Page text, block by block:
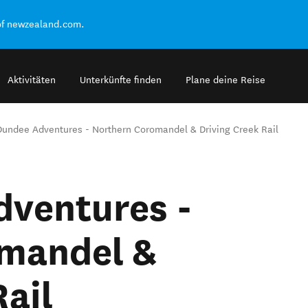
newzealand.com.
Aktivitäten Unterkünfte finden Plane deine Reise
Adventures - Northern Coromandel & Driving Creek Rail
-
&